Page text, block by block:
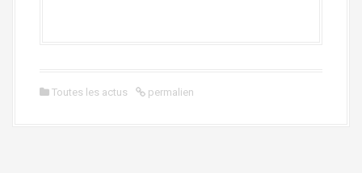
Toutes les actus permalien